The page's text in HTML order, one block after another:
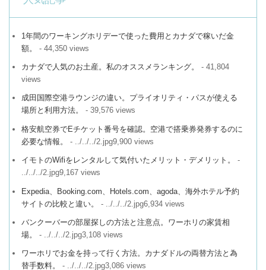
1年間のワーキングホリデーで使った費用とカナダで稼いだ金
額。
- 44,350 views
カナダで人気のお土産。私のオススメランキング。
- 41,804
views
成田国際空港ラウンジの違い。プライオリティ・パスが使える
場所と利用方法。
- 39,576 views
格安航空券でEチケット番号を確認。空港で搭乗券発券するのに
必要な情報。
- ../../../2.jpg9,900 views
イモトのWifiをレンタルして気付いたメリット・デメリット。
-
../../../2.jpg9,167 views
Expedia、Booking.com、Hotels.com、agoda、海外ホテル予約
サイトの比較と違い。
- ../../../2.jpg6,934 views
バンクーバーの部屋探しの方法と注意点。ワーホリの家賃相
場。
- ../../../2.jpg3,108 views
ワーホリでお金を持って行く方法。カナダドルの両替方法と為
替手数料。
- ../../../2.jpg3,086 views